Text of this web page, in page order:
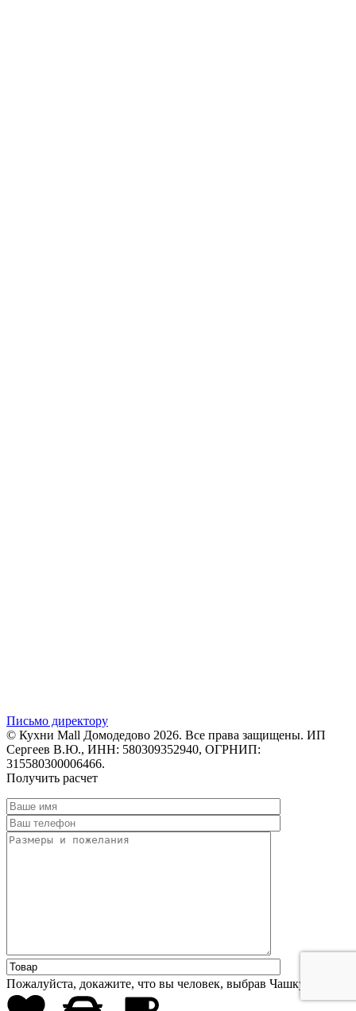
Письмо директору
© Кухни Mall Домодедово 2026. Все права защищены. ИП
Сергеев В.Ю., ИНН: 580309352940, ОГРНИП:
315580300006466.
Получить расчет
Пожалуйста, докажите, что вы человек, выбрав Чашку